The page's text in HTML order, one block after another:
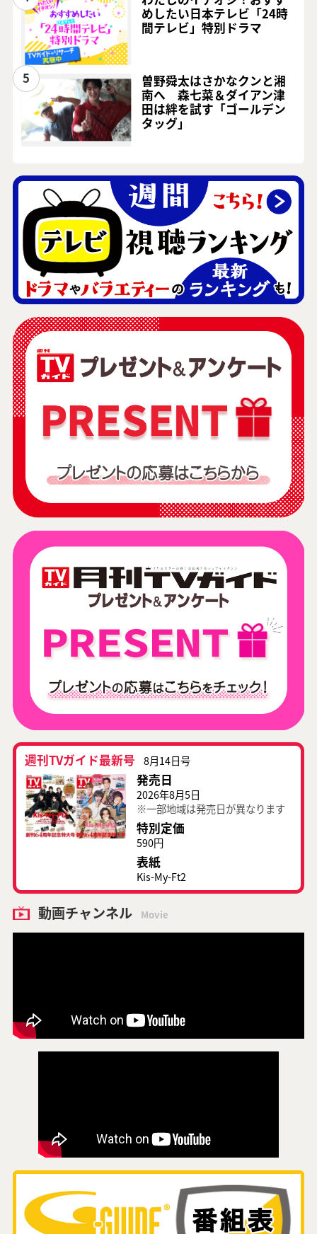
めしたい日本テレビ「24時
間テレビ」特別ドラマ
5
曽野舜太はさかなクンと湘
南へ 森七菜＆ダイアン津
田は絆を試す「ゴールデン
タッグ」
週刊TVガイド最新号 8月14日号
発売日
2026年8月5日
※一部地域は発売日が異なります
特別定価
590円
表紙
Kis-My-Ft2
動画チャンネル Movie